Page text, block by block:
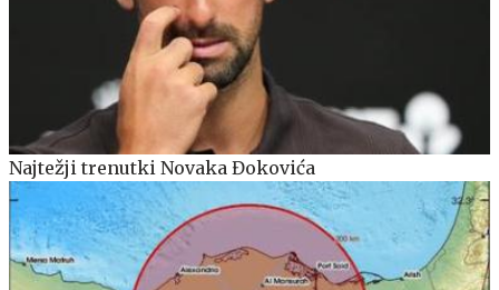
Najtežji trenutki Novaka Đokovića